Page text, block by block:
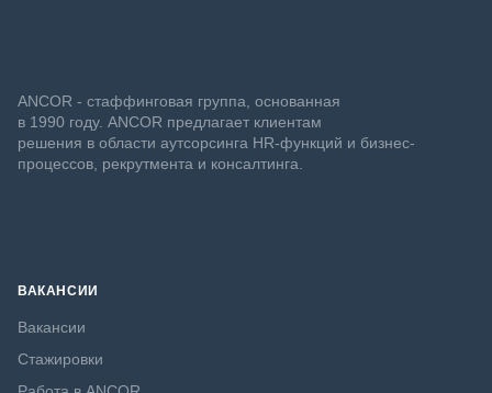
ANCOR - стаффинговая группа, основанная
в 1990 году. ANCOR предлагает клиентам
решения в области аутсорсинга HR-функций и бизнес-
процессов, рекрутмента и консалтинга.
ВАКАНСИИ
Вакансии
Стажировки